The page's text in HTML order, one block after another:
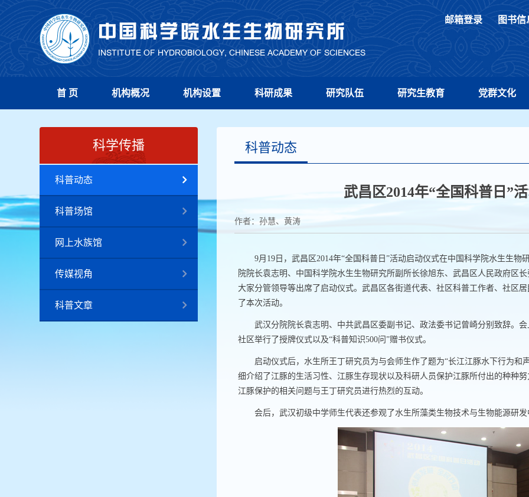
邮箱登录 图书信
首 页 机构概况 机构设置 科研成果 研究队伍 研究生教育 党群文化
科学传播
科普动态
科普场馆
网上水族馆
传媒视角
科普文章
科普动态
武昌区2014年“全国科普日”
作者：孙慧、黄涛
9月 19 日，武昌区2014年“全国科普日”活动启动仪式在中国科学院水生生物
院院长袁志明、中国科学院水生生物研究所副所长徐旭东、武昌区人民政府区
大家分管领导等出席了启动仪式。武昌区各街道代表、社区科普工作者、社区
了本次活动。
武汉分院院长袁志明、中共武昌区委副书记、政法委书记曾崎分别致辞。
社区举行了授牌仪式以及“科普知识500问”赠书仪式。
启动仪式后，水生所王丁研究员为与会师生作了题为“长江江豚水下行为和
细介绍了江豚的生活习性、江豚生存现状以及科研人员保护江豚所付出的种种
江豚保护的相关问题与王丁研究员进行热烈的互动。
会后，武汉初级中学师生代表还参观了水生所藻类生物技术与生物能源研